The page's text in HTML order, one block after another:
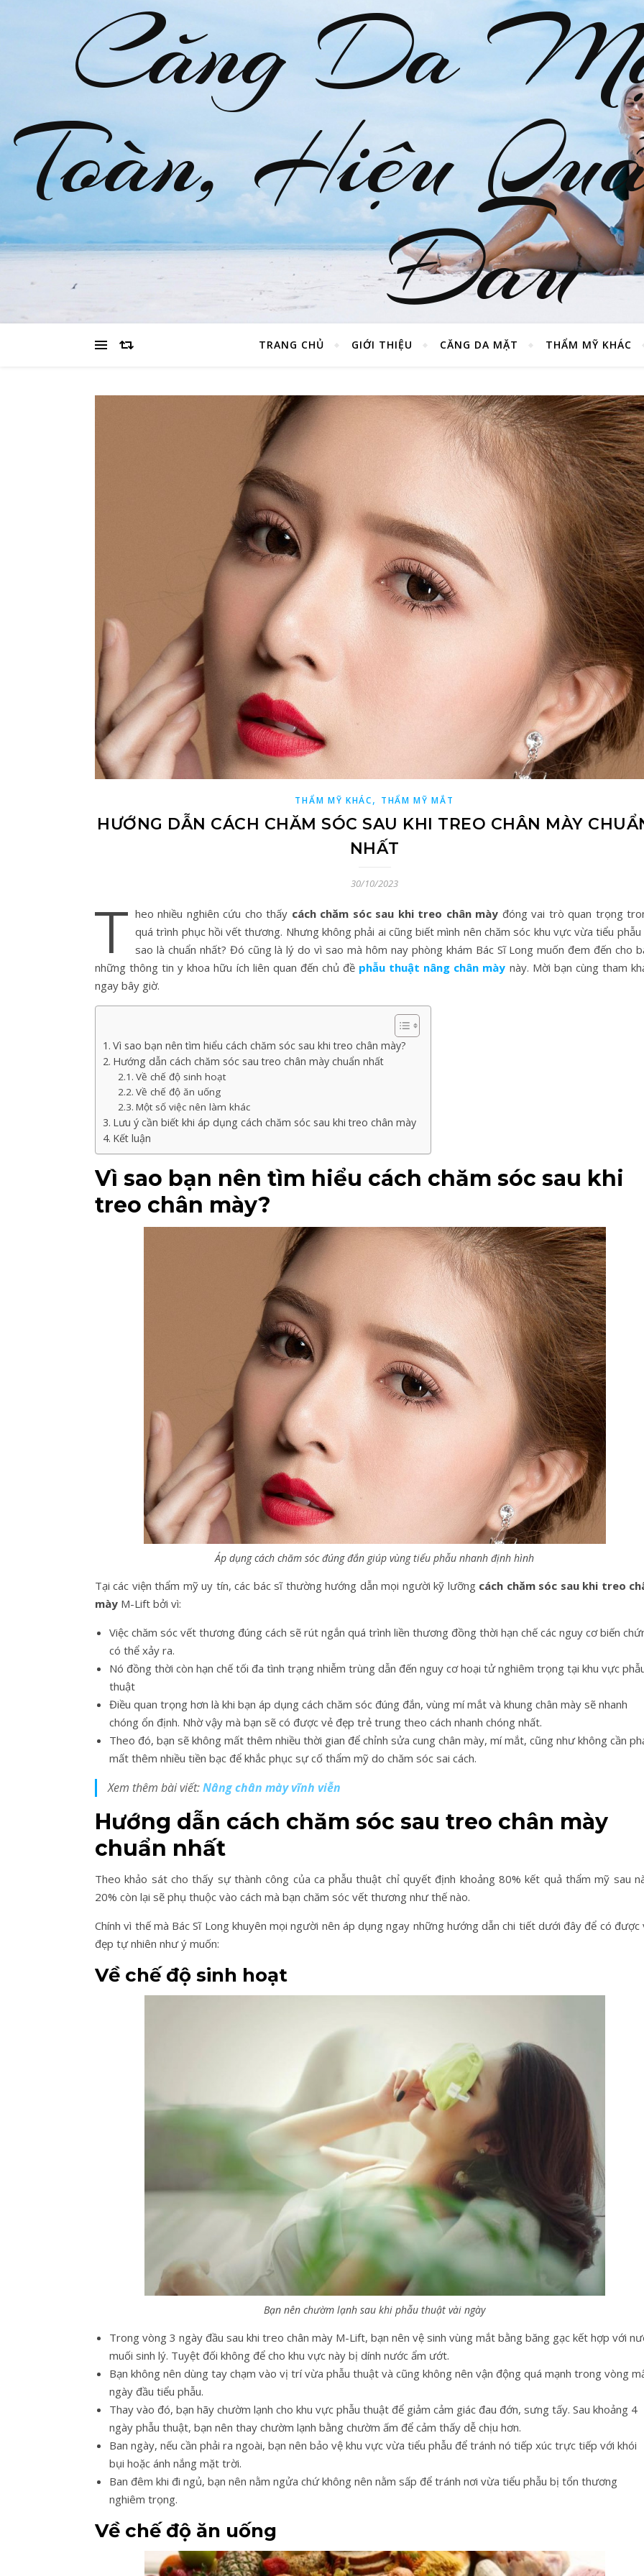
Căng Da
Toàn, Hiệu
Đau
TRANG CHỦ GIỚI THIỆU CĂNG DA MẶT THẨM MỸ KHÁC
THẨM MỸ KHÁC, THẨM MỸ MẮT
HƯỚNG DẪN CÁCH CHĂM SÓC SAU KHI TREO CHÂN MÀY
NHẤT
30/10/2023
T heo nhiều nghiên cứu cho thấy cách chăm sóc sau khi treo chân mày đóng vai trò quan trọng
quá trình phục hồi vết thương. Nhưng không phải ai cũng biết mình nên chăm sóc khu vực vừa tiểu phẫu
sao là chuẩn nhất? Đó cũng là lý do vì sao mà hôm nay phòng khám Bác Sĩ Long muốn đem đến cho
những thông tin y khoa hữu ích liên quan đến chủ đề phẫu thuật nâng chân mày này. Mời bạn cùng tham
ngay bây giờ.
Vì sao bạn nên tìm hiểu cách chăm sóc sau khi treo chân mày?
Hướng dẫn cách chăm sóc sau treo chân mày chuẩn nhất
Về chế độ sinh hoạt
Về chế độ ăn uống
Một số việc nên làm khác
Lưu ý cần biết khi áp dụng cách chăm sóc sau khi treo chân mày
Kết luận
Vì sao bạn nên tìm hiểu cách chăm sóc sau khi
treo chân mày?
Áp dụng cách chăm sóc đúng đắn giúp vùng tiểu phẫu nhanh định hình
Tại các viện thẩm mỹ uy tín, các bác sĩ thường hướng dẫn mọi người kỹ lưỡng cách chăm sóc sau khi treo
mày M-Lift bởi vì:
Việc chăm sóc vết thương đúng cách sẽ rút ngắn quá trình liền thương đồng thời hạn chế các nguy cơ biến
có thể xảy ra.
Nó đồng thời còn hạn chế tối đa tình trạng nhiễm trùng dẫn đến nguy cơ hoại tử nghiêm trọng tại khu vực
thuật
Điều quan trọng hơn là khi bạn áp dụng cách chăm sóc đúng đắn, vùng mí mắt và khung chân mày sẽ nhanh
chóng ổn định. Nhờ vậy mà bạn sẽ có được vẻ đẹp trẻ trung theo cách nhanh chóng nhất.
Theo đó, bạn sẽ không mất thêm nhiều thời gian để chỉnh sửa cung chân mày, mí mắt, cũng như không cần
mất thêm nhiều tiền bạc để khắc phục sự cố thẩm mỹ do chăm sóc sai cách.
Xem thêm bài viết:Nâng chân mày vĩnh viễn
Hướng dẫn cách chăm sóc sau treo chân mày
chuẩn nhất
Theo khảo sát cho thấy sự thành công của ca phẫu thuật chỉ quyết định khoảng 80% kết quả thẩm mỹ sau
20% còn lại sẽ phụ thuộc vào cách mà bạn chăm sóc vết thương như thế nào.
Chính vì thế mà Bác Sĩ Long khuyên mọi người nên áp dụng ngay những hướng dẫn chi tiết dưới đây để có được
đẹp tự nhiên như ý muốn:
Về chế độ sinh hoạt
Bạn nên chườm lạnh sau khi phẫu thuật vài ngày
Trong vòng 3 ngày đầu sau khi treo chân mày M-Lift, bạn nên vệ sinh vùng mắt bằng băng gạc kết hợp với
muối sinh lý. Tuyệt đối không để cho khu vực này bị dính nước ẩm ướt.
Bạn không nên dùng tay chạm vào vị trí vừa phẫu thuật và cũng không nên vận động quá mạnh trong vòng
ngày đầu tiểu phẫu.
Thay vào đó, bạn hãy chườm lạnh cho khu vực phẫu thuật để giảm cảm giác đau đớn, sưng tấy. Sau khoảng 4
ngày phẫu thuật, bạn nên thay chườm lạnh bằng chườm ấm để cảm thấy dễ chịu hơn.
Ban ngày, nếu cần phải ra ngoài, bạn nên bảo vệ khu vực vừa tiểu phẫu để tránh nó tiếp xúc trực tiếp với khói
bụi hoặc ánh nắng mặt trời.
Ban đêm khi đi ngủ, bạn nên nằm ngửa chứ không nên nằm sấp để tránh nơi vừa tiểu phẫu bị tổn thương
nghiêm trọng.
Về chế độ ăn uống